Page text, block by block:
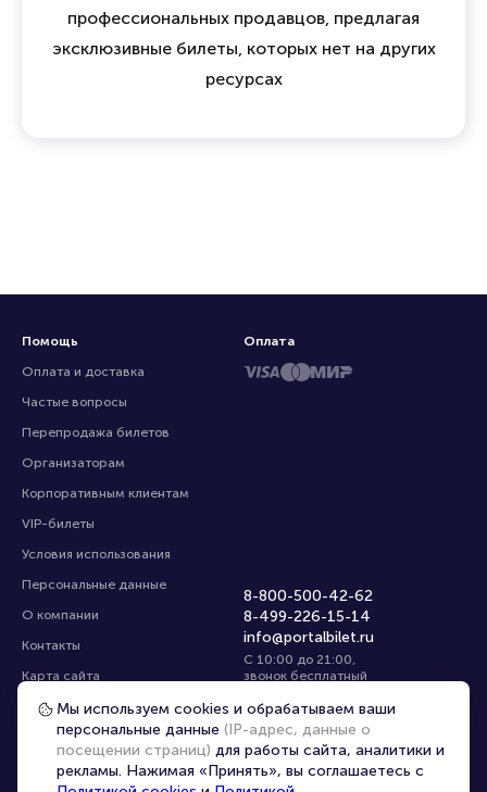
профессиональных продавцов, предлагая
эксклюзивные билеты, которых нет на других
ресурсах
Помощь
Оплата и доставка
Частые вопросы
Перепродажа билетов
Организаторам
Корпоративным клиентам
VIP-билеты
Условия использования
Персональные данные
О компании
Контакты
Карта сайта
Управление cookies
8-800-500-42-62
8-499-226-15-14
info@portalbilet.ru
С 10:00 до 21:00,
звонок бесплатный
Все площадки
Оплата
Главная | Геленджик
Мы используем cookies и обрабатываем ваши
персональные данные (IP-адрес, данные о
посещении страниц) для работы сайта, аналитики и
рекламы. Нажимая «Принять», вы соглашаетесь с